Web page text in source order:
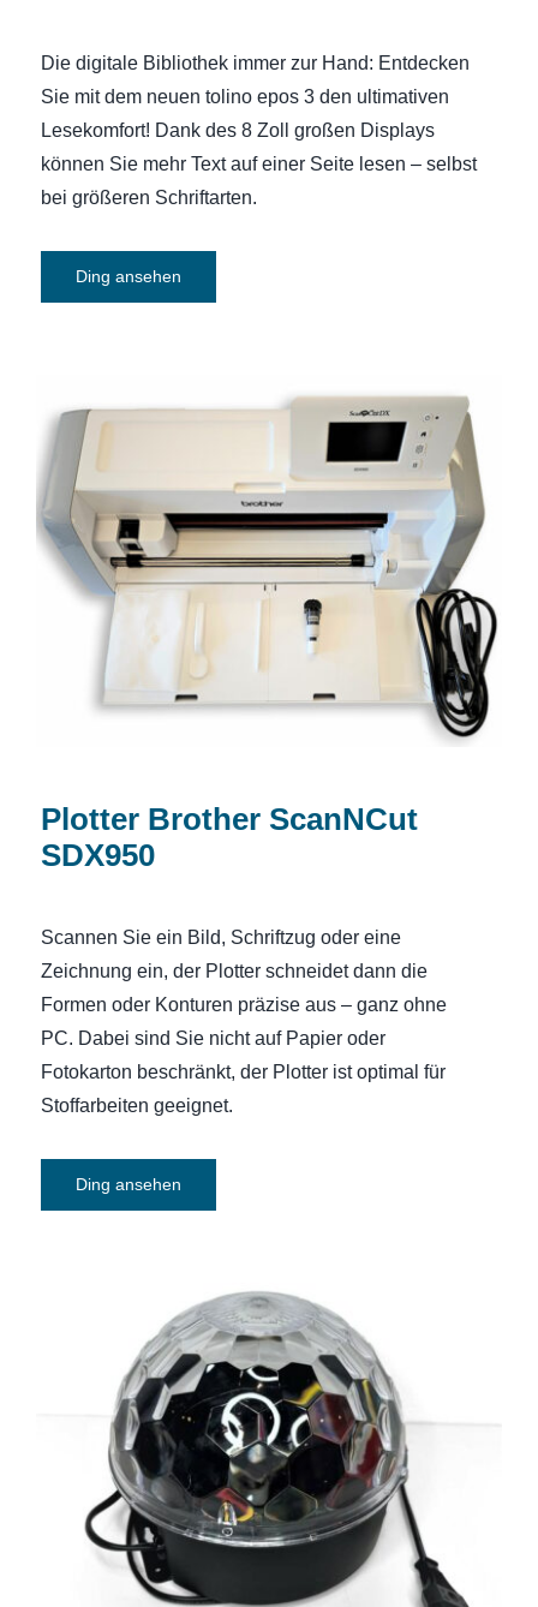
Die digitale Bibliothek immer zur Hand: Entdecken
Sie mit dem neuen tolino epos 3 den ultimativen
Lesekomfort! Dank des 8 Zoll großen Displays
können Sie mehr Text auf einer Seite lesen – selbst
bei größeren Schriftarten.
Ding ansehen
Plotter Brother ScanNCut SDX950
Plotter Brother ScanNCut
SDX950
Scannen Sie ein Bild, Schriftzug oder eine
Zeichnung ein, der Plotter schneidet dann die
Formen oder Konturen präzise aus – ganz ohne
PC. Dabei sind Sie nicht auf Papier oder
Fotokarton beschränkt, der Plotter ist optimal für
Stoffarbeiten geeignet.
Ding ansehen
Lichteffekt JB Systems LED Diamond II